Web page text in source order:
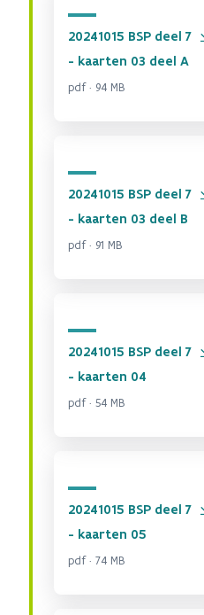
20241015 BSP deel 7
- kaarten 03 deel A
pdf · 94 MB
20241015 BSP deel 7
- kaarten 03 deel B
pdf · 91 MB
20241015 BSP deel 7
- kaarten 04
pdf · 54 MB
20241015 BSP deel 7
- kaarten 05
pdf · 74 MB